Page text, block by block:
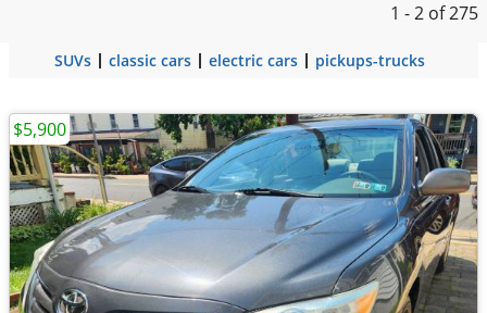
1 - 2 of 275
SUVs classic cars electric cars pickups-trucks
$5,900